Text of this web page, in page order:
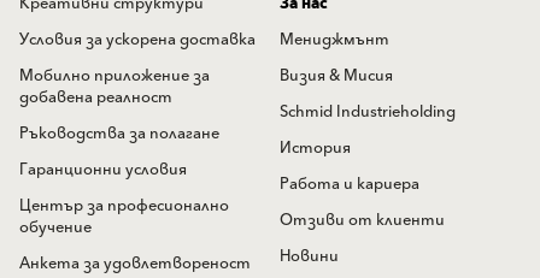
Условия за ускорена доставка
Мобилно приложение за
добавена реалност
Ръководства за полагане
Гаранционни условия
Център за професионално
обучение
Анкета за удовлетвореност
Мениджмънт
Визия & Мисия
Schmid Industrieholding
История
Работа и кариера
Отзиви от клиенти
Новини